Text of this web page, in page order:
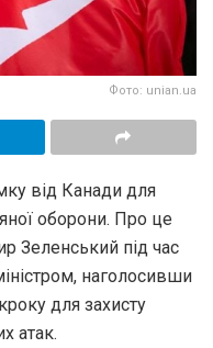
Фото: unian.ua
від Канади для
оборони. Про це
Зеленський під час
наголосивши
для захисту
атак.